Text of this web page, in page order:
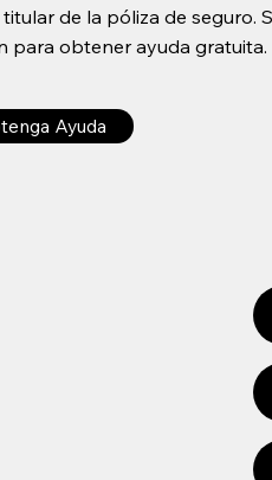
de la póliza de seguro.
para obtener ayuda gratuita.
Ayuda